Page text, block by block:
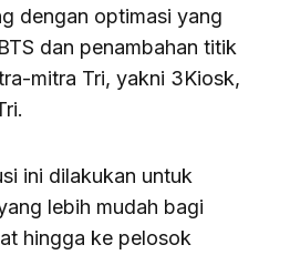
dengan optimasi yang
dan penambahan titik
mitra Tri, yakni 3Kiosk,
ini dilakukan untuk
lebih mudah bagi
hingga ke pelosok